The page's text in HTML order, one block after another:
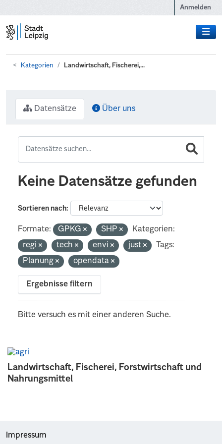
Anmelden
Kategorien Landwirtschaft, Fischerei,...
Landwirtschaft, Fischerei, Forstwirtschaft und
Nahrungsmittel
Datensätze Über uns
Keine Datensätze gefunden
Sortieren nach
Formate: GPKG SHP
Kategorien:
regi
tech envi just
Tags:
Planung
opendata
Ergebnisse filtern
Bitte versuch es mit einer anderen Suche.
Impressum